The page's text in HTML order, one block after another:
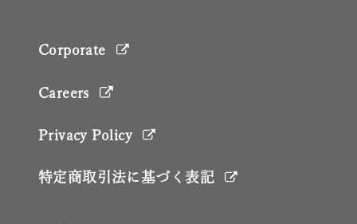
Corporate
Careers
Privacy Policy
特定商取引法に基づく表記